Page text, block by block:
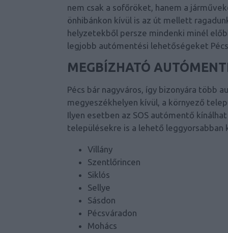
nem csak a sofőröket, hanem a
önhibánkon kívül is az út mellett
helyzetekből persze mindenki minél
legjobb autómentési lehetőségeket
MEGBÍZHATÓ
Pécs bár nagyváros, így bizonyára több
megyeszékhelyen kívül, a környező
Ilyen esetben az SOS autómentő
településekre is a lehető leggyorsabban
Villány
Szentlőrincen
Siklós
Sellye
Sásdon
Pécsváradon
Mohács